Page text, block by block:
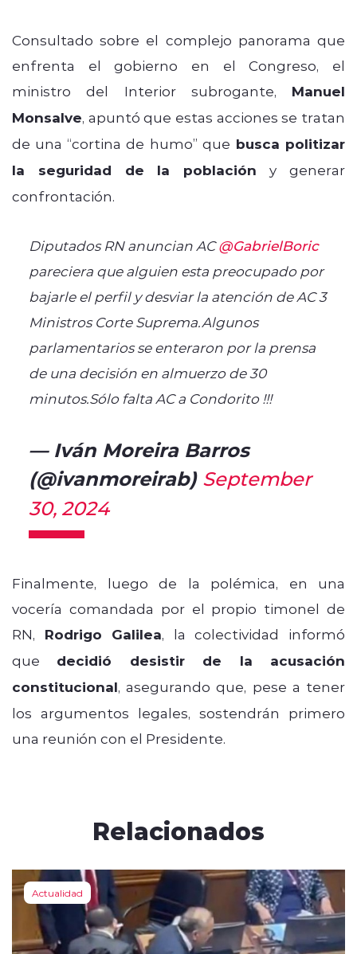
Consultado sobre el complejo panorama que
enfrenta el gobierno en el Congreso, el
ministro del Interior subrogante, Manuel
Monsalve, apuntó que estas acciones se tratan
de una “cortina de humo” que busca politizar
la seguridad de la población y generar
confrontación.
Diputados RN anuncian AC@GabrielBoric
pareciera que alguien esta preocupado por
bajarle el perfil y desviar la atención de AC 3
Ministros Corte Suprema.Algunos
parlamentarios se enteraron por la prensa
de una decisión en almuerzo de 30
minutos.Sólo falta AC a Condorito !!!
— Iván Moreira Barros
(@ivanmoreirab) September
30, 2024
Finalmente, luego de la polémica, en una
vocería comandada por el propio timonel de
RN, Rodrigo Galilea, la colectividad informó
que decidió desistir de la acusación
constitucional, asegurando que, pese a tener
los argumentos legales, sostendrán primero
una reunión con el Presidente.
Relacionados
Actualidad